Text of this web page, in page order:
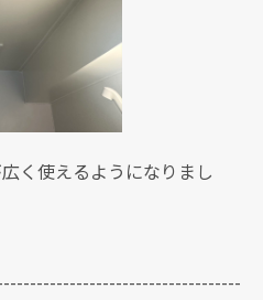
く使えるようになりまし